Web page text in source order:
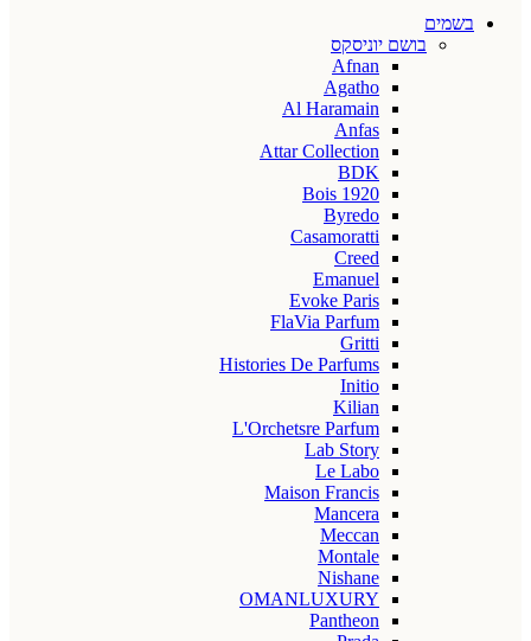
בשמים
בושם יוניסקס
Afnan
Agatho
Al Haramain
Anfas
Attar Collection
BDK
Bois 1920
Byredo
Casamoratti
Creed
Emanuel
Evoke Paris
FlaVia Parfum
Gritti
Histories De Parfums
Initio
Kilian
L'Orchetsre Parfum
Lab Story
Le Labo
Maison Francis
Mancera
Meccan
Montale
Nishane
OMANLUXURY
Pantheon